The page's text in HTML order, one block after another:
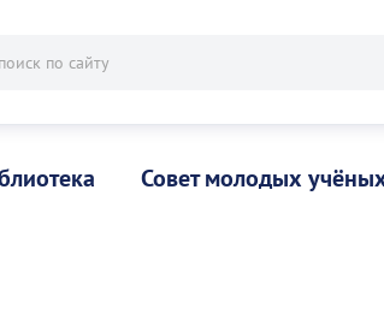
поиск по сайту
Совет молодых